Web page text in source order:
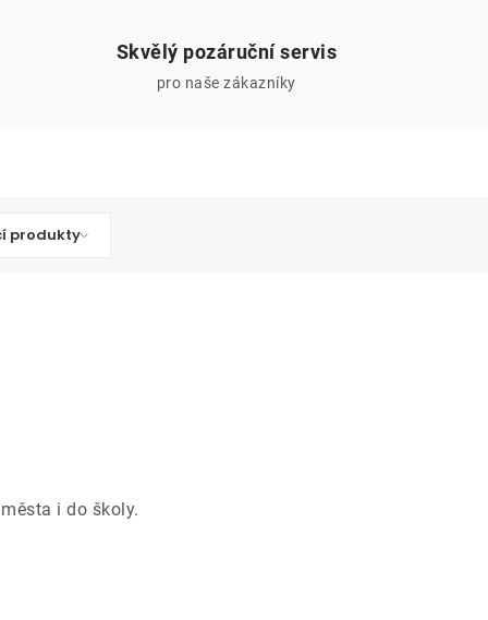
Skvělý pozáruční servis
pro naše zákazníky
produkty
i do školy.